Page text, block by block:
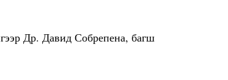
Др. Давид Собрепена, багш